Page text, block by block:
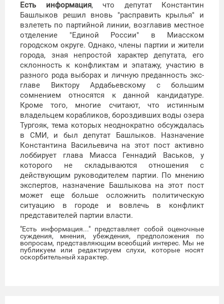
Есть информация, что депутат Константин
Башлыков решил вновь "расправить крылья" и
взлететь по партийной линии, возглавив местное
отделение "Единой России" в Миасском
городском округе. Однако, члены партии и жители
города, зная непростой характер депутата, его
склонность к конфликтам и эпатажу, участию в
разного рода выборах и личную преданность экс-
главе Виктору Ардабьевскому с большим
сомнением относятся к данной кандидатуре.
Кроме того, многие считают, что истинным
владельцем корабликов, бороздивших воды озера
Тургояк, тема которых неоднократно обсуждалась
в СМИ, и был депутат Башлыков. Назначение
Константина Васильевича на этот пост активно
лоббирует глава Миасса Геннадий Васьков, у
которого не складываются отношения с
действующим руководителем партии. По мнению
экспертов, назначение Башлыкова на этот пост
может еще больше осложнить политическую
ситуацию в городе и вовлечь в конфликт
представителей партии власти.
"Есть информация..." представляет собой оценочные
суждения, мнения, убеждения, предположения по
вопросам, представляющим всеобщий интерес. Мы не
публикуем или редактируем слухи, которые носят
оскорбительный характер.